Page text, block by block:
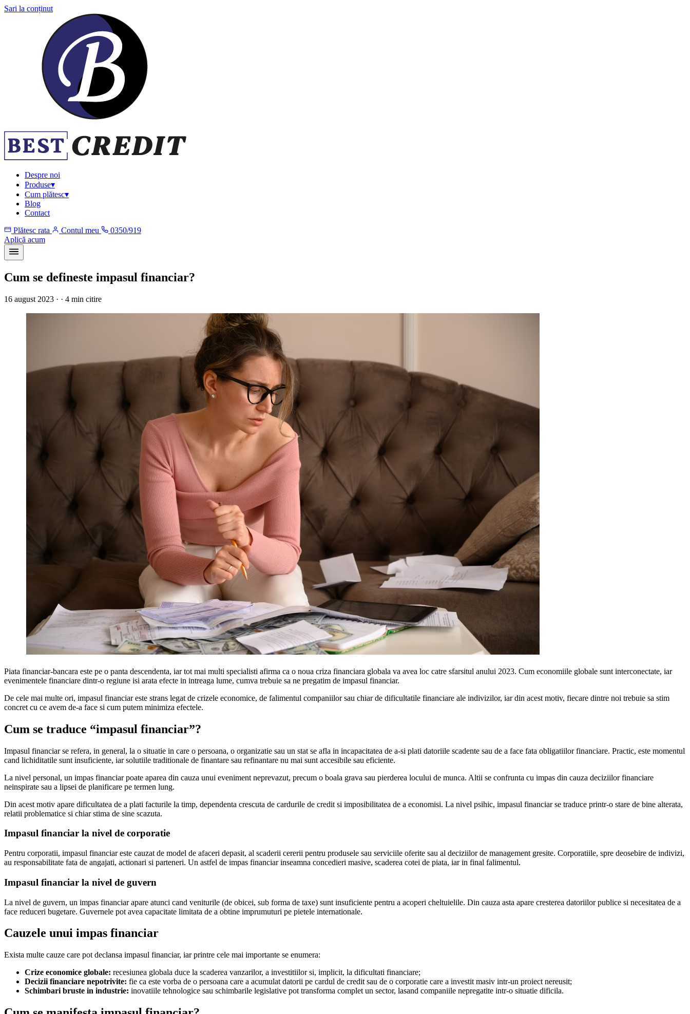
Sari la conținut
Despre noi
Produse▾
Cum plătesc▾
Blog
Contact
Plătesc rata
Contul meu
0350/919
Aplică acum
Cum se defineste impasul financiar?
16 august 2023 · · 4 min citire
Piata financiar-bancara este pe o panta descendenta, iar tot mai multi specialisti afirma ca o noua criza financiara globala va avea loc catre sfarsitul anului 2023. Cum economiile globale sunt interconectate, iar
evenimentele financiare dintr-o regiune isi arata efecte in intreaga lume, cumva trebuie sa ne pregatim de impasul financiar.
De cele mai multe ori, impasul financiar este strans legat de crizele economice, de falimentul companiilor sau chiar de dificultatile financiare ale indivizilor, iar din acest motiv, fiecare dintre noi trebuie sa stim
concret cu ce avem de-a face si cum putem minimiza efectele.
Cum se traduce “impasul financiar”?
Impasul financiar se refera, in general, la o situatie in care o persoana, o organizatie sau un stat se afla in incapacitatea de a-si plati datoriile scadente sau de a face fata obligatiilor financiare. Practic, este momentul
cand lichiditatile sunt insuficiente, iar solutiile traditionale de finantare sau refinantare nu mai sunt accesibile sau eficiente.
La nivel personal, un impas financiar poate aparea din cauza unui eveniment neprevazut, precum o boala grava sau pierderea locului de munca. Altii se confrunta cu impas din cauza deciziilor financiare
neinspirate sau a lipsei de planificare pe termen lung.
Din acest motiv apare dificultatea de a plati facturile la timp, dependenta crescuta de cardurile de credit si imposibilitatea de a economisi. La nivel psihic, impasul financiar se traduce printr-o stare de bine alterata,
relatii problematice si chiar stima de sine scazuta.
Impasul financiar la nivel de corporatie
Pentru corporatii, impasul financiar este cauzat de model de afaceri depasit, al scaderii cererii pentru produsele sau serviciile oferite sau al deciziilor de management gresite. Corporatiile, spre deosebire de indivizi,
au responsabilitate fata de angajati, actionari si parteneri. Un astfel de impas financiar inseamna concedieri masive, scaderea cotei de piata, iar in final falimentul.
Impasul financiar la nivel de guvern
La nivel de guvern, un impas financiar apare atunci cand veniturile (de obicei, sub forma de taxe) sunt insuficiente pentru a acoperi cheltuielile. Din cauza asta apare cresterea datoriilor publice si necesitatea de a
face reduceri bugetare. Guvernele pot avea capacitate limitata de a obtine imprumuturi pe pietele internationale.
Cauzele unui impas financiar
Exista multe cauze care pot declansa impasul financiar, iar printre cele mai importante se enumera:
Crize economice globale: recesiunea globala duce la scaderea vanzarilor, a investitiilor si, implicit, la dificultati financiare;
Decizii financiare nepotrivite: fie ca este vorba de o persoana care a acumulat datorii pe cardul de credit sau de o corporatie care a investit masiv intr-un proiect nereusit;
Schimbari bruste in industrie: inovatiile tehnologice sau schimbarile legislative pot transforma complet un sector, lasand companiile nepregatite intr-o situatie dificila.